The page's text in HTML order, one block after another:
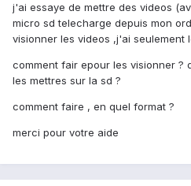
j'ai essaye de mettre des videos
micro sd telecharge depuis mon
visionner les videos ,j'ai seulement
comment fair epour les visionner ?
les mettres sur la sd ?
comment faire , en quel format ?
merci pour votre aide